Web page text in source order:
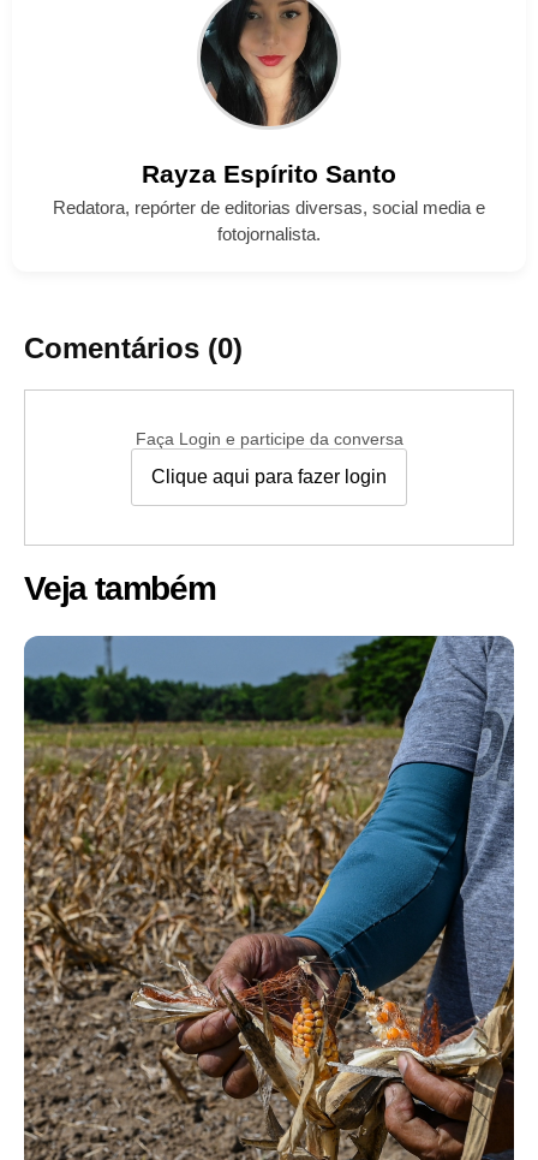
Rayza Espírito Santo
Redatora, repórter de editorias diversas, social media e
fotojornalista.
Comentários (0)
Faça Login e participe da conversa
Clique aqui para fazer login
Veja também